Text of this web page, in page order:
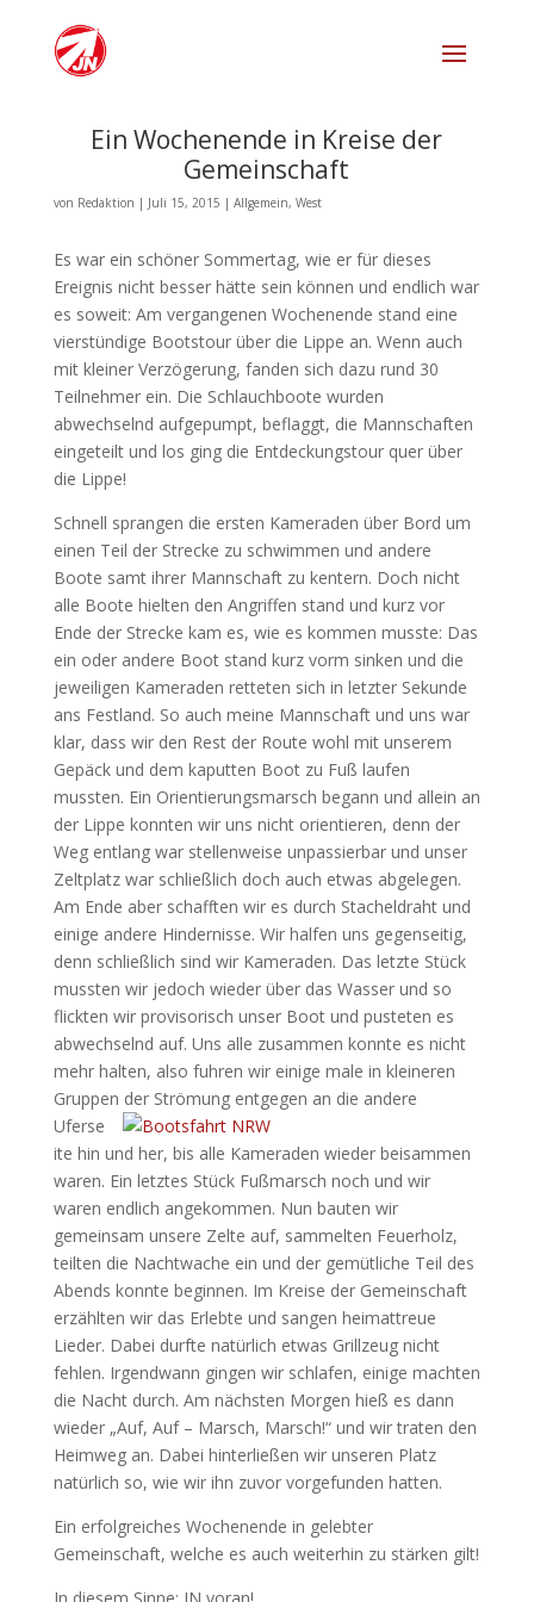
Ein Wochenende in Kreise der
Gemeinschaft
von Redaktion | Juli 15, 2015 | Allgemein, West
Es war ein schöner Sommertag, wie er für dieses
Ereignis nicht besser hätte sein können und endlich war
es soweit: Am vergangenen Wochenende stand eine
vierstündige Bootstour über die Lippe an. Wenn auch
mit kleiner Verzögerung, fanden sich dazu rund 30
Teilnehmer ein. Die Schlauchboote wurden
abwechselnd aufgepumpt, beflaggt, die Mannschaften
eingeteilt und los ging die Entdeckungstour quer über
die Lippe!
Schnell sprangen die ersten Kameraden über Bord um
einen Teil der Strecke zu schwimmen und andere
Boote samt ihrer Mannschaft zu kentern. Doch nicht
alle Boote hielten den Angriffen stand und kurz vor
Ende der Strecke kam es, wie es kommen musste: Das
ein oder andere Boot stand kurz vorm sinken und die
jeweiligen Kameraden retteten sich in letzter Sekunde
ans Festland. So auch meine Mannschaft und uns war
klar, dass wir den Rest der Route wohl mit unserem
Gepäck und dem kaputten Boot zu Fuß laufen
mussten. Ein Orientierungsmarsch begann und allein an
der Lippe konnten wir uns nicht orientieren, denn der
Weg entlang war stellenweise unpassierbar und unser
Zeltplatz war schließlich doch auch etwas abgelegen.
Am Ende aber schafften wir es durch Stacheldraht und
einige andere Hindernisse. Wir halfen uns gegenseitig,
denn schließlich sind wir Kameraden. Das letzte Stück
mussten wir jedoch wieder über das Wasser und so
flickten wir provisorisch unser Boot und pusteten es
abwechselnd auf. Uns alle zusammen konnte es nicht
mehr halten, also fuhren wir einige male in kleineren
Gruppen der Strömung entgegen an die andere
Uferse
ite hin und her, bis alle Kameraden wieder beisammen
waren. Ein letztes Stück Fußmarsch noch und wir
waren endlich angekommen. Nun bauten wir
gemeinsam unsere Zelte auf, sammelten Feuerholz,
teilten die Nachtwache ein und der gemütliche Teil des
Abends konnte beginnen. Im Kreise der Gemeinschaft
erzählten wir das Erlebte und sangen heimattreue
Lieder. Dabei durfte natürlich etwas Grillzeug nicht
fehlen. Irgendwann gingen wir schlafen, einige machten
die Nacht durch. Am nächsten Morgen hieß es dann
wieder „Auf, Auf – Marsch, Marsch!“ und wir traten den
Heimweg an. Dabei hinterließen wir unseren Platz
natürlich so, wie wir ihn zuvor vorgefunden hatten.
Ein erfolgreiches Wochenende in gelebter
Gemeinschaft, welche es auch weiterhin zu stärken gilt!